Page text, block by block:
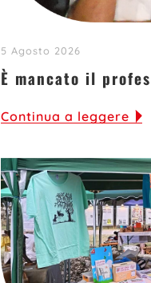
5 Agosto 2026
È mancato il
Continua a leggere